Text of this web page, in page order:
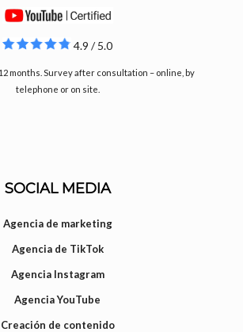
4.9 / 5.0
months. Survey after consultation – online, by
telephone or on site.
SOCIAL MEDIA
Agencia de marketing
Agencia de TikTok
Agencia Instagram
Agencia YouTube
Creación de contenido